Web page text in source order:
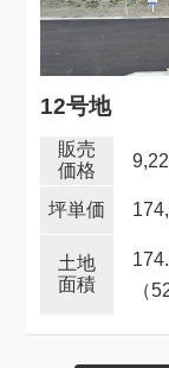
12号地
（